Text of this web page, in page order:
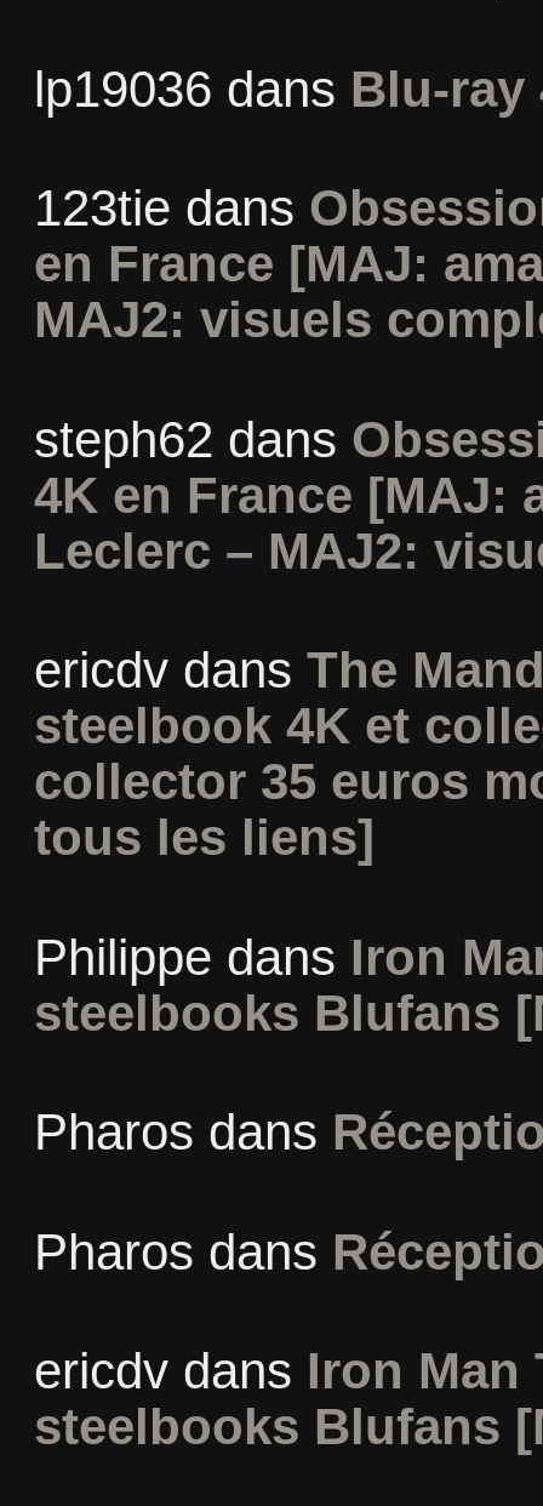
lp19036 dans Blu-ray
123tie dans
en France [MAJ:
MAJ2: visuels
steph62 dans
4K en France [MAJ:
Leclerc – MAJ2:
ericdvdans The
steelbook 4K et
collector 35 euros
tous les liens]
Philippe dans Iron
steelbooks Blufans
Pharos dans
Pharos dans
ericdvdans Iron Man
steelbooks Blufans